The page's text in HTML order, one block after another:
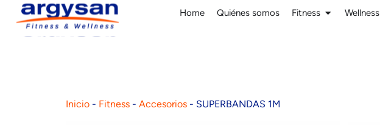
Home Quiénes somos Fitness Wellness
Inicio- Fitness- Accesorios- SUPERBANDAS 1M